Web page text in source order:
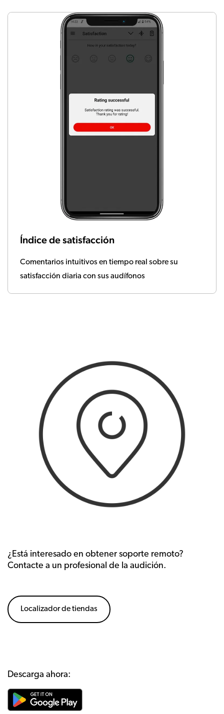
Índice de satisfacción
Comentarios intuitivos en tiempo real sobre su
satisfacción diaria con sus audífonos
¿Está interesado en obtener soporte remoto?
Contacte a un profesional de la audición.
Localizador de tiendas
Descarga ahora: